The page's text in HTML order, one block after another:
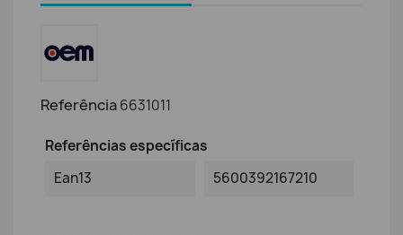
Referência6631011
Referências específicas
Ean13
5600392167210